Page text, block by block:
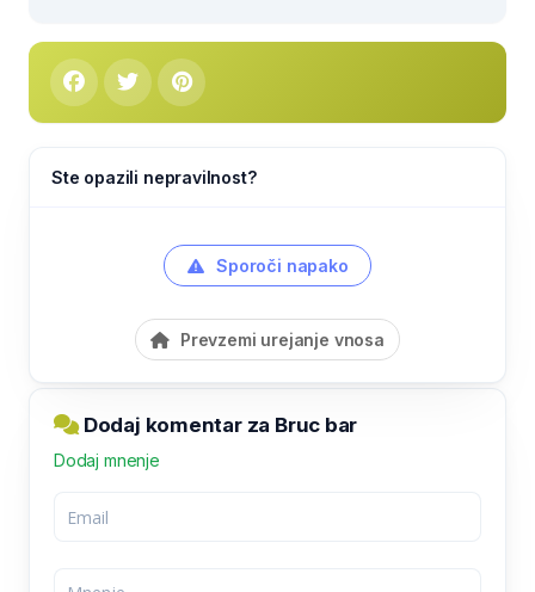
Ste opazili nepravilnost?
Sporoči napako
Prevzemi urejanje vnosa
Dodaj komentar za Bruc bar
Dodaj mnenje